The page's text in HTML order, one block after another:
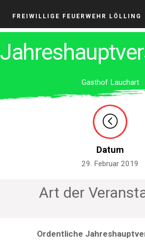
FREIWILLIGE FEUERWEHR LÖLLING
Gasthof Lauchart
Datum
29. Februar 2019
Art der
Ordentliche